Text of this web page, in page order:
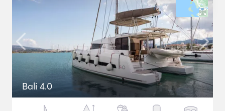
Bali 4.0